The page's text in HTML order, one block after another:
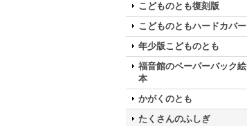
こどものとも復刻版
こどものともハードカバー
年少版こどものとも
福音館のペーパーバック絵
本
かがくのとも
たくさんのふしぎ